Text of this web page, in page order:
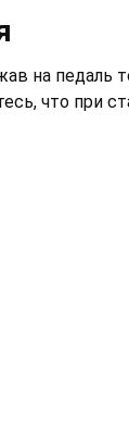
на педаль
что при